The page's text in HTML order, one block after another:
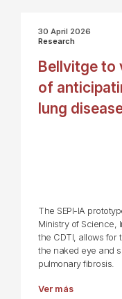
30 April 2026
Research
Bellvitge to
of
lung
The SEPI-IA
Ministry of Science,
the CDTI, allows for
the naked eye and
pulmonary fibrosis.
Ver más